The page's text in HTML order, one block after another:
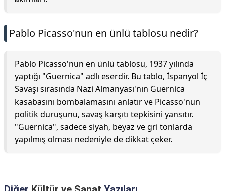
Pablo Picasso'nun en ünlü tablosu nedir?
Pablo Picasso'nun en ünlü tablosu, 1937 yılında
yaptığı "Guernica" adlı eserdir. Bu tablo, İspanyol İç
Savaşı sırasında Nazi Almanyası'nın Guernica
kasabasını bombalamasını anlatır ve Picasso'nun
politik duruşunu, savaş karşıtı tepkisini yansıtır.
"Guernica", sadece siyah, beyaz ve gri tonlarda
yapılmış olması nedeniyle de dikkat çeker.